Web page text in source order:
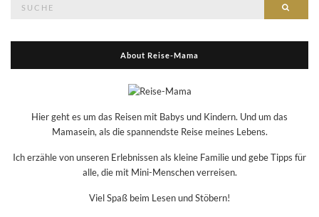
About Reise-Mama
Hier geht es um das Reisen mit Babys und Kindern. Und um das
Mamasein, als die spannendste Reise meines Lebens.
Ich erzähle von unseren Erlebnissen als kleine Familie und gebe Tipps für
alle, die mit Mini-Menschen verreisen.
Viel Spaß beim Lesen und Stöbern!